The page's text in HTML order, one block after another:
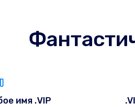
имя .VIP